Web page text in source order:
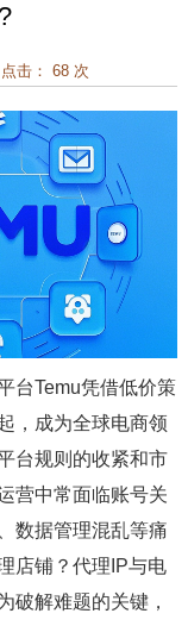
点击： 68 次
Temu凭借低价策
，成为全球电商领
台规则的收紧和市
营中常面临账号关
数据管理混乱等痛
店铺？代理IP与电
破解难题的关键，